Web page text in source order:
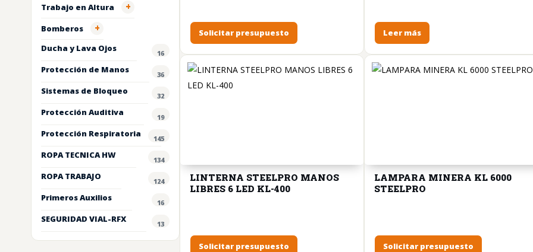
Trabajo en Altura +
Bomberos +
Ducha y Lava Ojos 16
Protección de Manos 36
Sistemas de Bloqueo 32
Protección Auditiva 19
Protección Respiratoria 145
ROPA TECNICA HW 134
ROPA TRABAJO 124
Primeros Auxilios 16
SEGURIDAD VIAL-RFX 13
Solicitar presupuesto Leer más
LINTERNA STEELPRO MANOS
LIBRES 6 LED KL-400
Solicitar presupuesto
LAMPARA MINERA KL 6000
STEELPRO
Solicitar presupuesto